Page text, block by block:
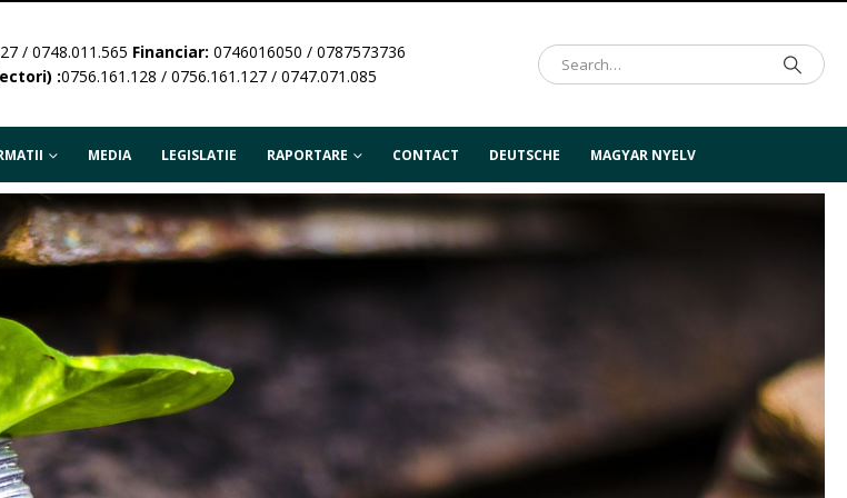
/ 0748.011.565 Financiar: 0746016050 / 0787573736
:0756.161.128 / 0756.161.127 / 0747.071.085
MEDIA LEGISLATIE RAPORTARE CONTACT DEUTSCHE MAGYAR NYELV